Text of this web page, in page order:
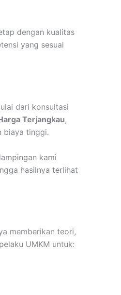
dengan kualitas
yang sesuai
dari konsultasi
Terjangkau,
biaya tinggi.
kami
hasilnya terlihat
memberikan teori,
UMKM untuk: